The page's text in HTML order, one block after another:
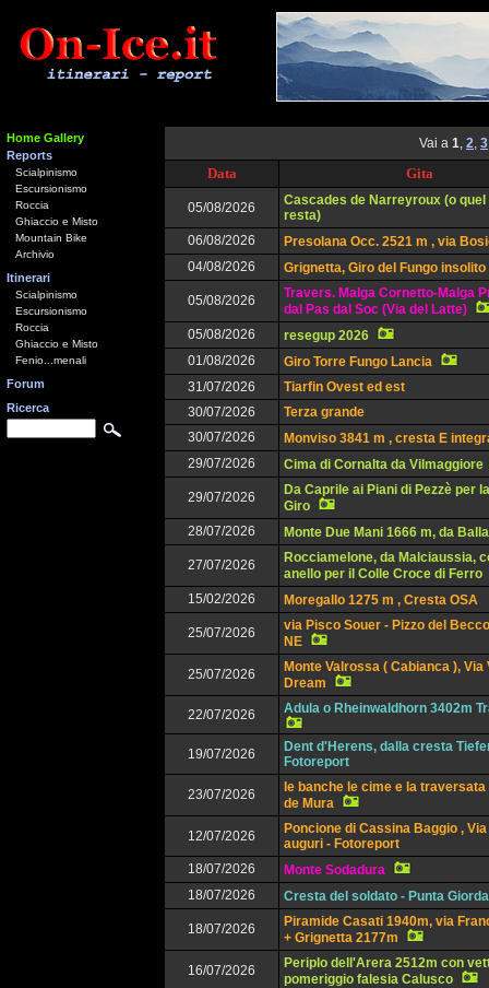
Home Gallery
Reports
Scialpinismo
Escursionismo
Roccia
Ghiaccio e Misto
Mountain Bike
Archivio
Itinerari
Scialpinismo
Escursionismo
Roccia
Ghiaccio e Misto
Fenio...menali
Forum
Ricerca
Vai a 1, 2, 3
Data Gita
05/08/2026
Cascades de Narreyroux (o quel
resta)
06/08/2026
Presolana Occ. 2521 m , via
04/08/2026
Grignetta, Giro del Fungo insolito
05/08/2026
Travers. Malga Cornetto-Malga
dal Pas dal Soc (Via del Latte)
05/08/2026
resegup 2026
01/08/2026
Giro Torre Fungo Lancia
31/07/2026
Tiarfin Ovest ed est
30/07/2026
Terza grande
30/07/2026
Monviso 3841 m , cresta E
29/07/2026
Cima di Cornalta da Vilmaggiore
29/07/2026
Da Caprile ai Piani di Pezzè per
Giro
28/07/2026
Monte Due Mani 1666 m, da
27/07/2026
Rocciamelone, da Malciaussia,
anello per il Colle Croce di Ferro
15/02/2026
Moregallo 1275 m , Cresta OSA
25/07/2026
via Pisco Souer - Pizzo del
NE
25/07/2026
Monte Valrossa ( Cabianca ), Via
Dream
22/07/2026 Adula o Rheinwaldhorn 3402m
19/07/2026
Dent d'Herens, dalla cresta
Fotoreport
23/07/2026
le banche le cime e la
de Mura
12/07/2026
Poncione di Cassina Baggio , Via
auguri - Fotoreport
18/07/2026
Monte Sodadura
18/07/2026
Cresta del soldato - Punta
18/07/2026
Piramide Casati 1940m, via
+ Grignetta 2177m
16/07/2026
Periplo dell'Arera 2512m con
pomeriggio falesia Calusco